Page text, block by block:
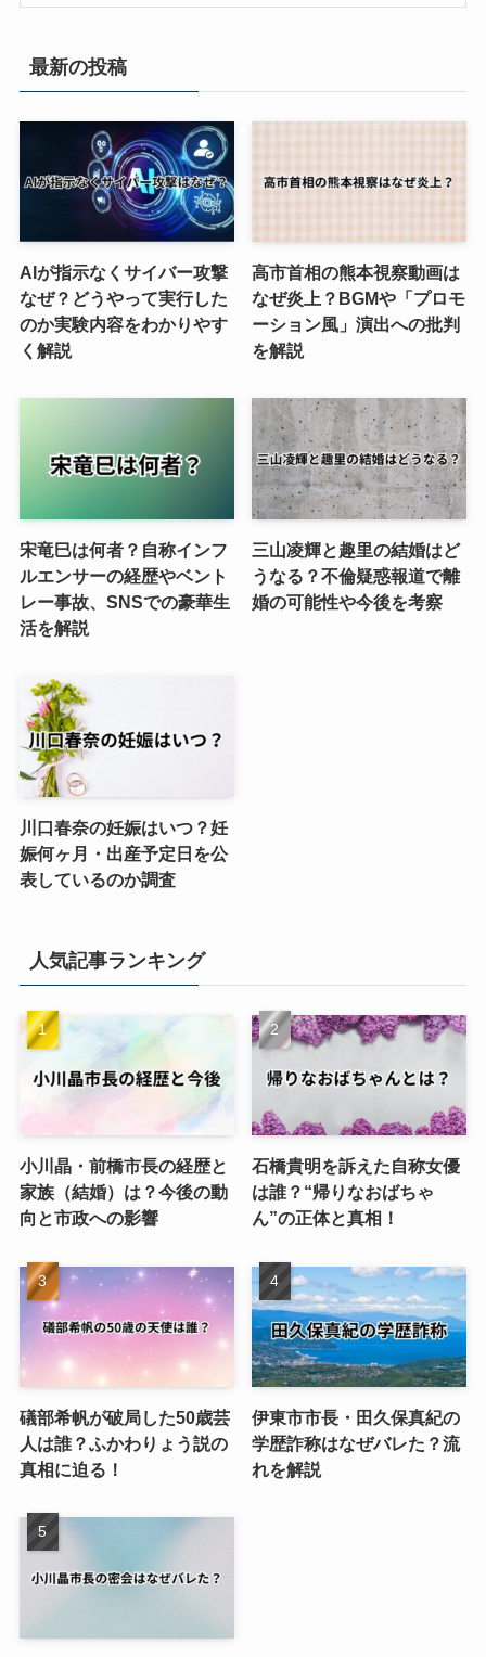
最新の投稿
AIが指示なくサイバー攻撃
なぜ？どうやって実行した
のか実験内容をわかりやす
く解説
高市首相の熊本視察動画は
なぜ炎上？BGMや「プロモ
ーション風」演出への批判
を解説
宋竜巳は何者？自称インフ
ルエンサーの経歴やベント
レー事故、SNSでの豪華生
活を解説
三山凌輝と趣里の結婚はど
うなる？不倫疑惑報道で離
婚の可能性や今後を考察
川口春奈の妊娠はいつ？妊
娠何ヶ月・出産予定日を公
表しているのか調査
人気記事ランキング
小川晶・前橋市長の経歴と
家族（結婚）は？今後の動
向と市政への影響
石橋貴明を訴えた自称女優
は誰？“帰りなおばちゃ
ん”の正体と真相！
礒部希帆が破局した50歳芸
人は誰？ふかわりょう説の
真相に迫る！
伊東市市長・田久保真紀の
学歴詐称はなぜバレた？流
れを解説